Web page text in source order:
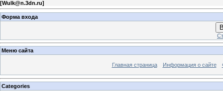
[Wulk@n.3dn.ru]
Форма входа
Меню сайта
Главная страница Информация о сайте
Categories